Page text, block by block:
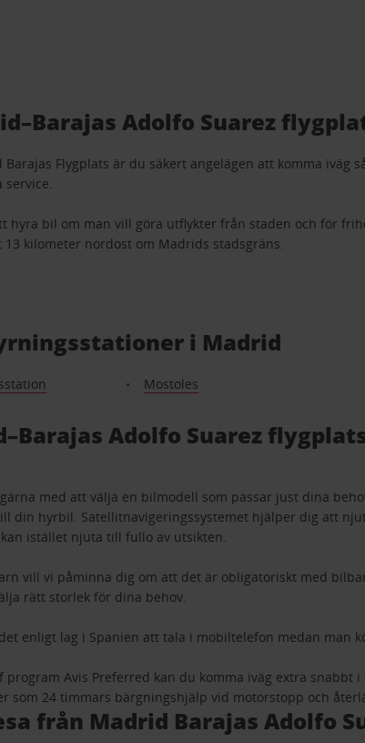
Adolfo Suarez
Flygplats är du säkert angelägen att komma
hyra bil om man vill göra utflykter från staden och för
kilometer nordost om Madrids stadsgräns.
i Madrid
Mostoles
Adolfo Suarez
med att välja en bilmodell som passar just dina
din hyrbil. Satellitnavigeringssystemet hjälper dig att
istället njuta till fullo av utsikten.
vill vi påminna dig om att det är obligatoriskt med
rätt storlek för dina behov.
enligt lag i Spanien att tala i mobiltelefon medan man
program Avis Preferred kan du komma iväg extra
som 24 timmars bärgningshjälp vid motorstopp och
från Madrid Barajas Adolfo